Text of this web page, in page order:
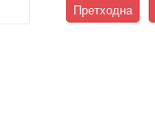
Претходна